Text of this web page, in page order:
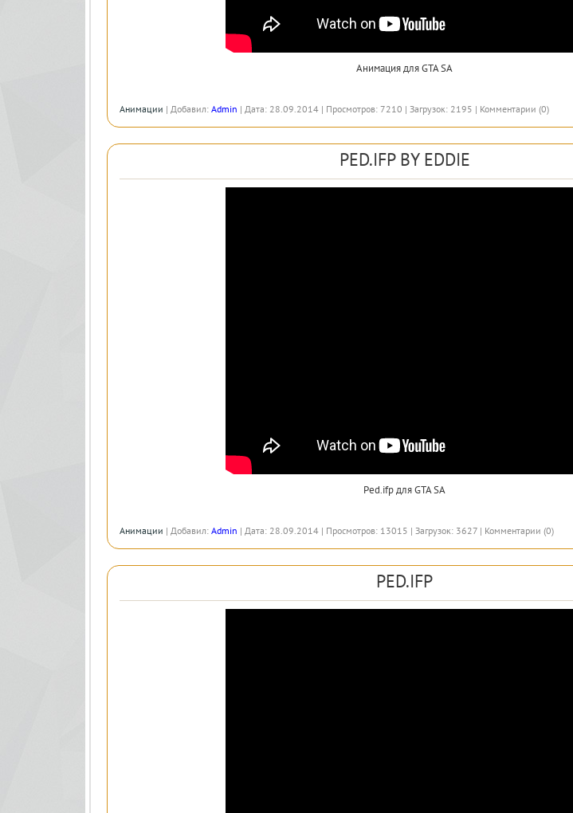
Анимация для GTA SA
Анимации | Добавил: Admin | Дата: 28.09.2014 | Просмотров: 7210 | Загрузок: 2195 | Комментарии (0)
PED.IFP BY EDDIE
Ped.ifp для GTA SA
Анимации | Добавил: Admin | Дата: 28.09.2014 | Просмотров: 13015 | Загрузок: 3627 | Комментарии (0)
PED.IFP